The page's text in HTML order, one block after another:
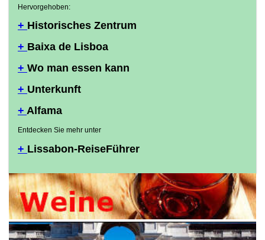
Hervorgehoben:
+ Historisches Zentrum
+ Baixa de Lisboa
+ Wo man essen kann
+ Unterkunft
+ Alfama
Entdecken Sie mehr unter
+ Lissabon-ReiseFührer